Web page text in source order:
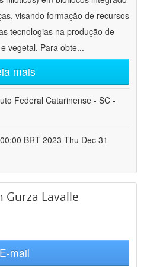
visando formação de recursos
tecnologias na produção de
vegetal. Para obte...
mais
Federal Catarinense - SC -
BRT 2023-Thu Dec 31
Gurza Lavalle
E-mail